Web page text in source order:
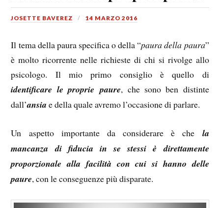
JOSETTE BAVEREZ 14 MARZO 2016
Il tema della paura specifica o della “paura della paura”
è molto ricorrente nelle richieste di chi si rivolge allo
psicologo. Il mio primo consiglio è quello di
identificare le proprie paure, che sono ben distinte
dall’ansia e della quale avremo l’occasione di parlare.
Un aspetto importante da considerare è che la
mancanza di fiducia in se stessi è direttamente
proporzionale alla facilità con cui si hanno delle
paure, con le conseguenze più disparate.